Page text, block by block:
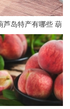
芦岛特产有哪些 葫
芦岛有哪些特产